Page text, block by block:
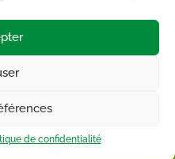
de confidentialité